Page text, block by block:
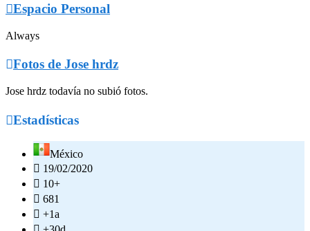
Espacio Personal
Always
Fotos de Jose hrdz
Jose hrdz todavía no subió fotos.
Estadísticas
México
 19/02/2020
 10+
 681
 +1a